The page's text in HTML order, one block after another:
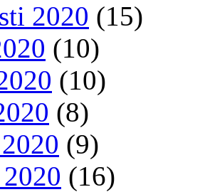
2020 (15)
(10)
(10)
(8)
(9)
(16)